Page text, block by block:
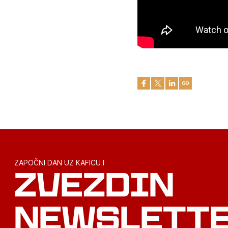
ZAPOČNI DAN UZ KAFICU I
ZVEZDIN